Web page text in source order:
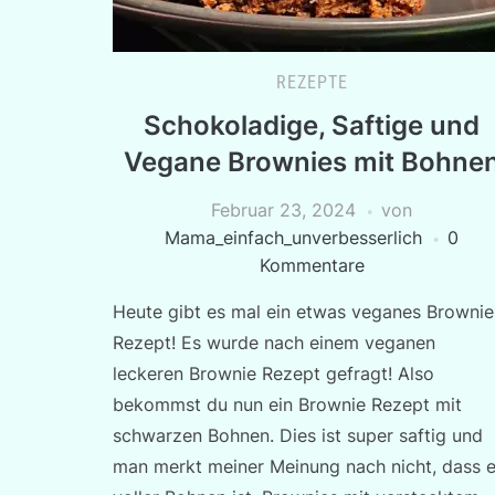
REZEPTE
Schokoladige, Saftige und
Vegane Brownies mit
Februar 23, 2024
von
Mama_einfach_unverbesserlich
0
Kommentare
Heute gibt es mal ein etwas veganes
Rezept! Es wurde nach einem veganen
leckeren Brownie Rezept gefragt! Also
bekommst du nun ein Brownie Rezept mit
schwarzen Bohnen. Dies ist super saftig und
man merkt meiner Meinung nach nicht, dass